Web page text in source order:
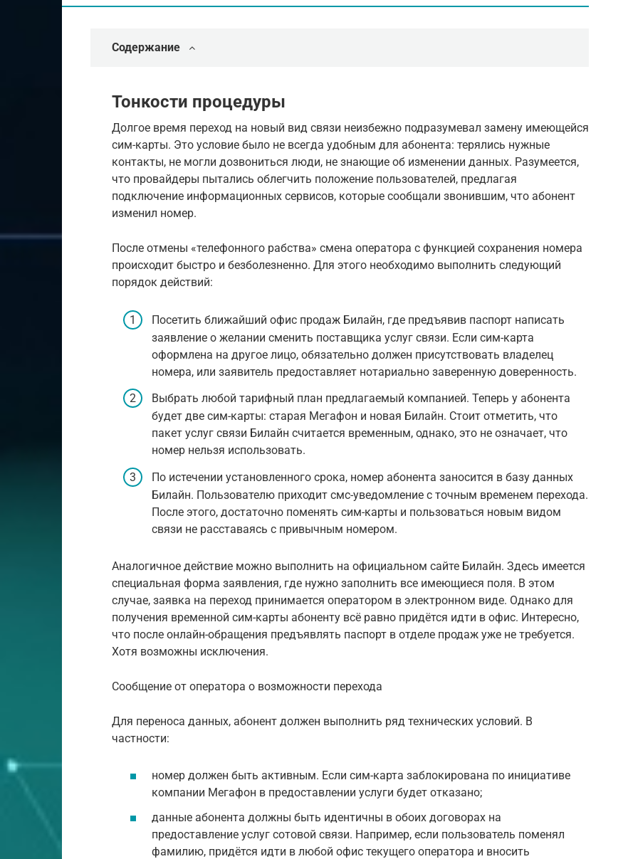
Содержание
Тонкости процедуры
Долгое время переход на новый вид связи неизбежно подразумевал замену имеющейся
сим-карты. Это условие было не всегда удобным для абонента: терялись нужные
контакты, не могли дозвониться люди, не знающие об изменении данных. Разумеется,
что провайдеры пытались облегчить положение пользователей, предлагая
подключение информационных сервисов, которые сообщали звонившим, что абонент
изменил номер.
После отмены «телефонного рабства» смена оператора с функцией сохранения номера
происходит быстро и безболезненно. Для этого необходимо выполнить следующий
порядок действий:
Посетить ближайший офис продаж Билайн, где предъявив паспорт написать
заявление о желании сменить поставщика услуг связи. Если сим-карта
оформлена на другое лицо, обязательно должен присутствовать владелец
номера, или заявитель предоставляет нотариально заверенную доверенность.
Выбрать любой тарифный план предлагаемый компанией. Теперь у абонента
будет две сим-карты: старая Мегафон и новая Билайн. Стоит отметить, что
пакет услуг связи Билайн считается временным, однако, это не означает, что
номер нельзя использовать.
По истечении установленного срока, номер абонента заносится в базу данных
Билайн. Пользователю приходит смс-уведомление с точным временем перехода.
После этого, достаточно поменять сим-карты и пользоваться новым видом
связи не расставаясь с привычным номером.
Аналогичное действие можно выполнить на официальном сайте Билайн. Здесь имеется
специальная форма заявления, где нужно заполнить все имеющиеся поля. В этом
случае, заявка на переход принимается оператором в электронном виде. Однако для
получения временной сим-карты абоненту всё равно придётся идти в офис. Интересно,
что после онлайн-обращения предъявлять паспорт в отделе продаж уже не требуется.
Хотя возможны исключения.
Сообщение от оператора о возможности перехода
Для переноса данных, абонент должен выполнить ряд технических условий. В
частности:
номер должен быть активным. Если сим-карта заблокирована по инициативе
компании Мегафон в предоставлении услуги будет отказано;
данные абонента должны быть идентичны в обоих договорах на
предоставление услуг сотовой связи. Например, если пользователь поменял
фамилию, придётся идти в любой офис текущего оператора и вносить